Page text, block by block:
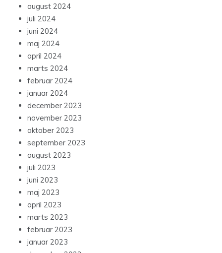
august 2024
juli 2024
juni 2024
maj 2024
april 2024
marts 2024
februar 2024
januar 2024
december 2023
november 2023
oktober 2023
september 2023
august 2023
juli 2023
juni 2023
maj 2023
april 2023
marts 2023
februar 2023
januar 2023